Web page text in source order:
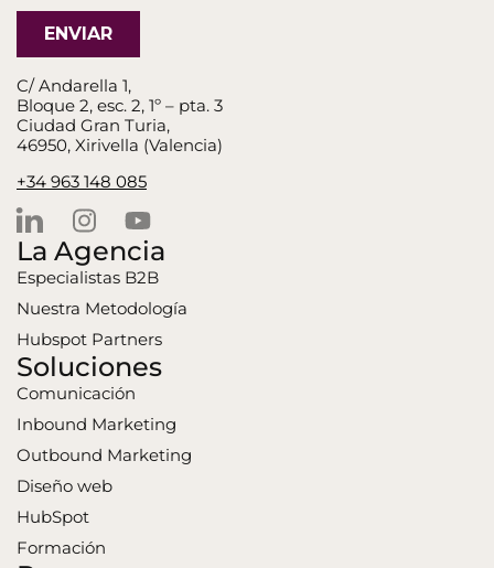
C/ Andarella 1,
Bloque 2, esc. 2, 1º – pta. 3
Ciudad Gran Turia,
46950, Xirivella (Valencia)
+34 963 148 085
La Agencia
Especialistas B2B
Nuestra Metodología
Hubspot Partners
Soluciones
Comunicación
Inbound Marketing
Outbound Marketing
Diseño web
HubSpot
Formación